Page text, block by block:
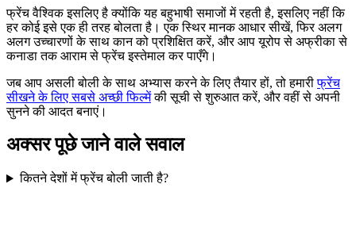
फ्रेंच वैश्विक इसलिए है क्योंकि यह बहुभाषी समाजों में रहती है, इसलिए नहीं कि
हर कोई इसे एक ही तरह बोलता है। एक स्थिर मानक आधार सीखें, फिर अलग
अलग उच्चारणों के साथ कान को प्रशिक्षित करें, और आप यूरोप से अफ्रीका से
कनाडा तक आराम से फ्रेंच इस्तेमाल कर पाएँगे।
जब आप असली बोली के साथ अभ्यास करने के लिए तैयार हों, तो हमारीफ्रेंच
सीखने के लिए सबसे अच्छी फिल्मेंकी सूची से शुरुआत करें, और वहीं से अपनी
सुनने की आदत बनाएं।
अक्सर पूछे जाने वाले सवाल
कितने देशों में फ्रेंच बोली जाती है?